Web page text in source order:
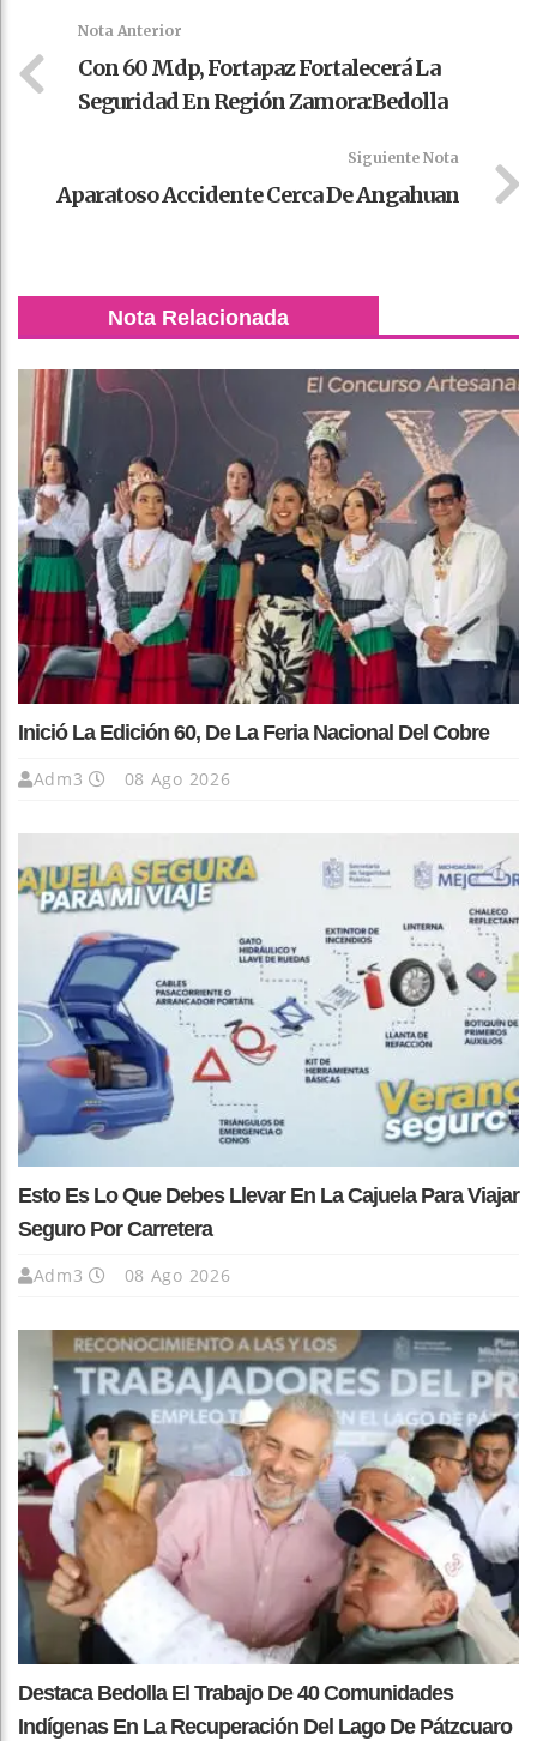
Nota Anterior
Con 60 Mdp, Fortapaz Fortalecerá La
Seguridad En Región Zamora:Bedolla
Siguiente Nota
Aparatoso Accidente Cerca De Angahuan
Nota Relacionada
Inició La Edición 60, De La Feria Nacional Del Cobre
Adm3 08 Ago 2026
Esto Es Lo Que Debes Llevar En La Cajuela Para Viajar
Seguro Por Carretera
Adm3 08 Ago 2026
Destaca Bedolla El Trabajo De 40 Comunidades
Indígenas En La Recuperación Del Lago De Pátzcuaro